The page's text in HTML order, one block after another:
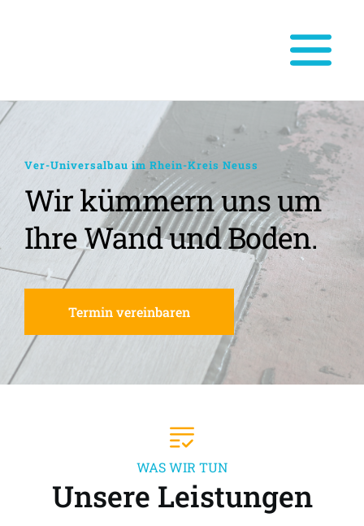
Ver-Universalbau im Rhein-Kreis Neuss
Wir kümmern uns um
Ihre Wand und Boden.
Termin vereinbaren
WAS WIR TUN
Unsere Leistungen